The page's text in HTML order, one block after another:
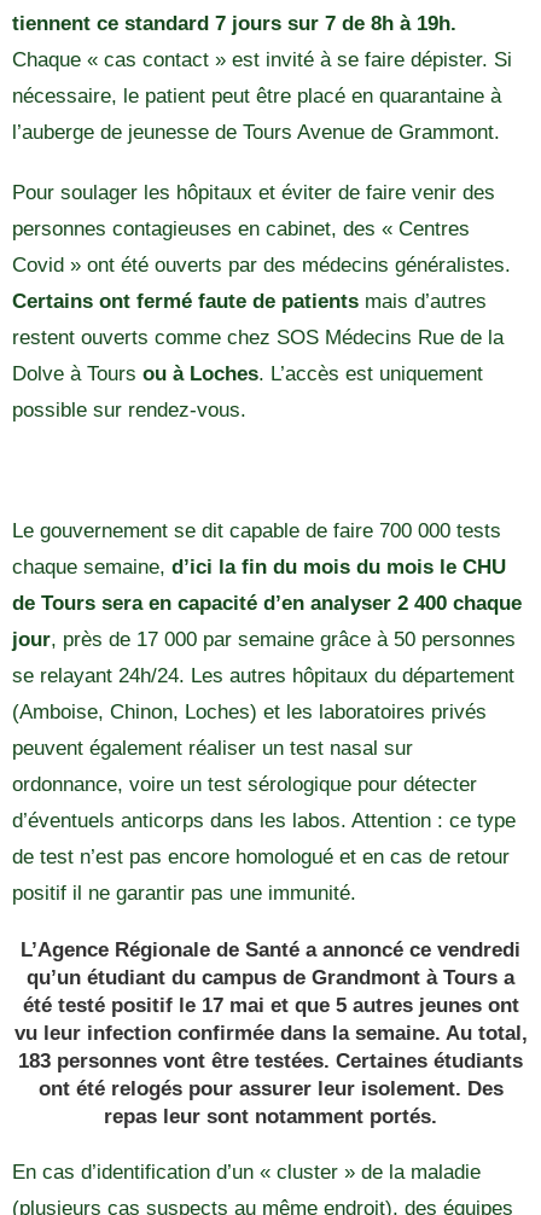
tiennent ce standard 7 jours sur 7 de 8h à 19h.
Chaque « cas contact » est invité à se faire dépister. Si
nécessaire, le patient peut être placé en quarantaine à
l’auberge de jeunesse de Tours Avenue de Grammont.
Pour soulager les hôpitaux et éviter de faire venir des
personnes contagieuses en cabinet, des « Centres
Covid » ont été ouverts par des médecins généralistes.
Certains ont fermé faute de patients mais d’autres
restent ouverts comme chez SOS Médecins Rue de la
Dolve à Tours ou à Loches. L’accès est uniquement
possible sur rendez-vous.
Le gouvernement se dit capable de faire 700 000 tests
chaque semaine, d’ici la fin du mois du mois le CHU
de Tours sera en capacité d’en analyser 2 400 chaque
jour, près de 17 000 par semaine grâce à 50 personnes
se relayant 24h/24. Les autres hôpitaux du département
(Amboise, Chinon, Loches) et les laboratoires privés
peuvent également réaliser un test nasal sur
ordonnance, voire un test sérologique pour détecter
d’éventuels anticorps dans les labos. Attention : ce type
de test n’est pas encore homologué et en cas de retour
positif il ne garantir pas une immunité.
L’Agence Régionale de Santé a annoncé ce vendredi
qu’un étudiant du campus de Grandmont à Tours a
été testé positif le 17 mai et que 5 autres jeunes ont
vu leur infection confirmée dans la semaine. Au total,
183 personnes vont être testées. Certaines étudiants
ont été relogés pour assurer leur isolement. Des
repas leur sont notamment portés.
En cas d’identification d’un « cluster » de la maladie
(plusieurs cas suspects au même endroit), des équipes